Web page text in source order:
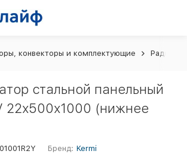
конвекторы и комплектующие
стальной панельный
22х500х1000 (нижнее
Бренд: Kermi